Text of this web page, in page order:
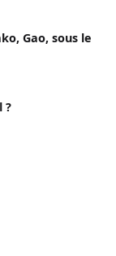
Gao, sous le
?